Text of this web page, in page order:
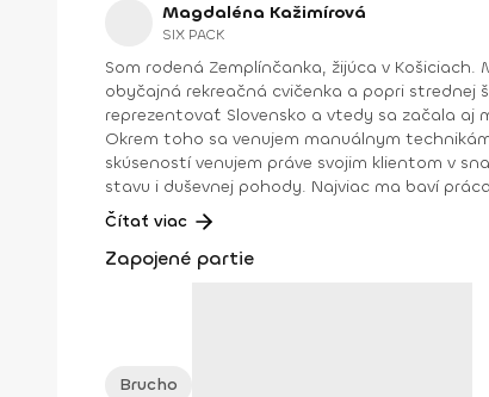
Magdaléna Kažimírová
SIX PACK
Som rodená Zemplínčanka, žijúca v
obyčajná rekreačná cvičenka a popri strednej
reprezentovať Slovensko a vtedy sa začala aj
Okrem toho sa venujem manuálnym technikám, ako sú osteodynamika, Dornova metóda, spinal touch či reflexológia. Maximum svojej pracovnej energie, vedomostí a
skúseností venujem práve svojim klientom v
stavu i duševnej pohody. Najviac ma baví
tínedžera, tehuľku, nesprávne držanie tela,
sa získať svalovú hmotu alebo seniora... Každý človek je iný a
zverencov ma nielen motivujú v napredovaní, ale aj napĺňajú radosťou a pocitom
Čítať viac
Zapojené partie
Brucho